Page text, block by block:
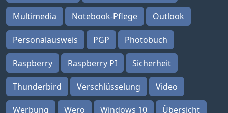
Multimedia Notebook-Pflege Outlook
Personalausweis PGP Photobuch
Raspberry Raspberry PI Sicherheit
Thunderbird Verschlüsselung Video
Werbung Wero Windows 10 Übersicht